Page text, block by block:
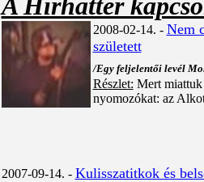
2008-02-14. - Nem
született
/Egy feljelentői levél
Részlet: Mert miattuk
nyomozókat: az
2007-09-14. - Kulisszatitkok és